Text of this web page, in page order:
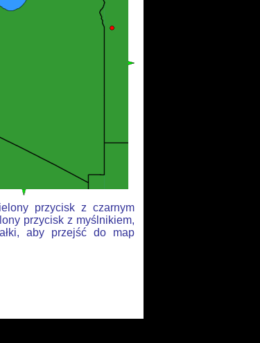
przycisk z czarnym
przycisk z myślnikiem,
aby przejść do map